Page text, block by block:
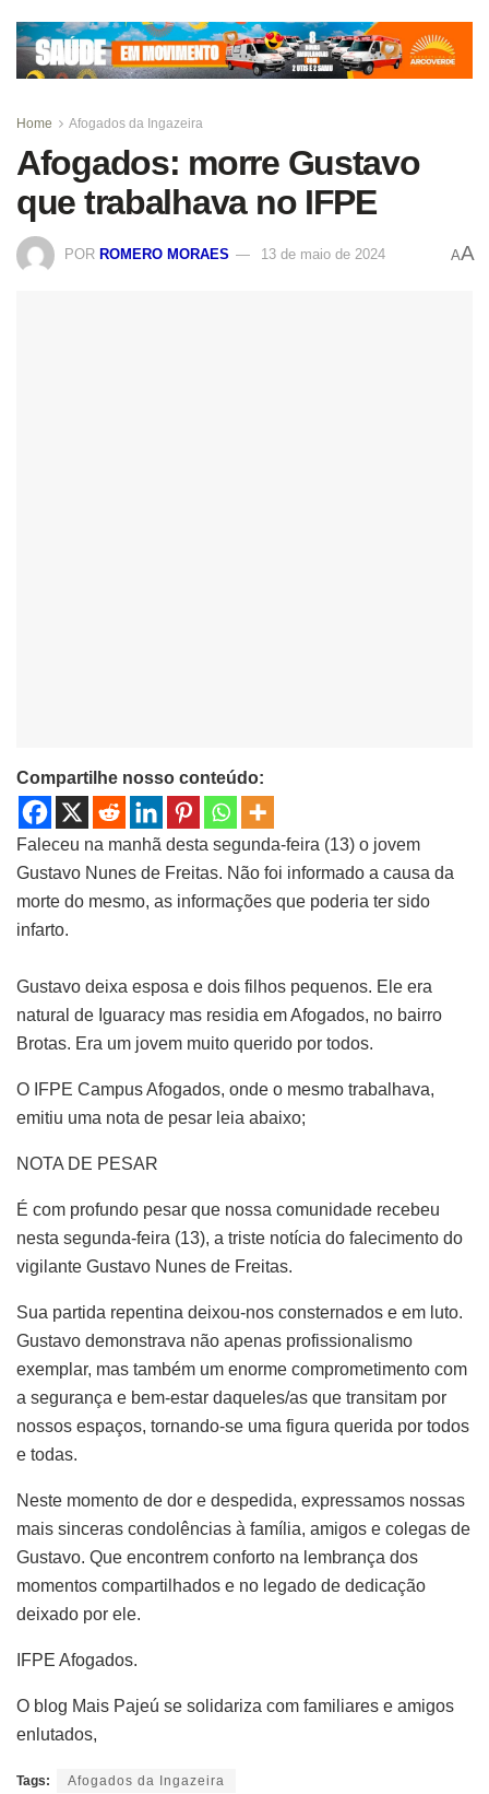
Home Afogados da Ingazeira
Afogados: morre Gustavo
que trabalhava no IFPE
POR ROMERO MORAES 13 de maio de 2024 AA
Compartilhe nosso conteúdo:
Faleceu na manhã desta segunda-feira (13) o jovem
Gustavo Nunes de Freitas. Não foi informado a causa da
morte do mesmo, as informações que poderia ter sido
infarto.
Gustavo deixa esposa e dois filhos pequenos. Ele era
natural de Iguaracy mas residia em Afogados, no bairro
Brotas. Era um jovem muito querido por todos.
O IFPE Campus Afogados, onde o mesmo trabalhava,
emitiu uma nota de pesar leia abaixo;
NOTA DE PESAR
É com profundo pesar que nossa comunidade recebeu
nesta segunda-feira (13), a triste notícia do falecimento do
vigilante Gustavo Nunes de Freitas.
Sua partida repentina deixou-nos consternados e em luto.
Gustavo demonstrava não apenas profissionalismo
exemplar, mas também um enorme comprometimento com
a segurança e bem-estar daqueles/as que transitam por
nossos espaços, tornando-se uma figura querida por todos
e todas.
Neste momento de dor e despedida, expressamos nossas
mais sinceras condolências à família, amigos e colegas de
Gustavo. Que encontrem conforto na lembrança dos
momentos compartilhados e no legado de dedicação
deixado por ele.
IFPE Afogados.
O blog Mais Pajeú se solidariza com familiares e amigos
enlutados,
Tags: Afogados da Ingazeira